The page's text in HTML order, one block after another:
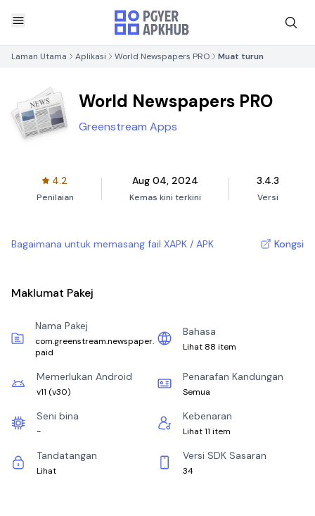
Laman Utama Aplikasi World Newspapers PRO Muat turun
World Newspapers PRO
Greenstream Apps
4.2
Penilaian
Aug 04, 2024
Kemas kini terkini
3.4.3
Versi
Bagaimana untuk memasang fail XAPK / APK Kongsi
Maklumat Pakej
Nama Pakej
com.greenstream.newspaper.
paid
Bahasa
Lihat 88 item
Memerlukan Android
v11 (v30)
Penarafan Kandungan
Semua
Seni bina
-
Kebenaran
Lihat 11 item
Tandatangan
Lihat
Versi SDK Sasaran
34